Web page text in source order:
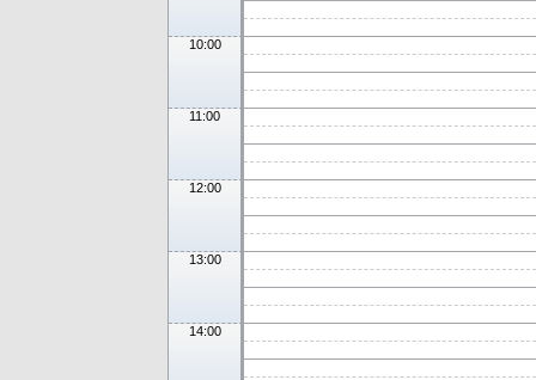
10:00
11:00
12:00
13:00
14:00